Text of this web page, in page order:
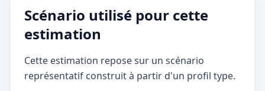
Scénario utilisé pour cette
estimation
Cette estimation repose sur un scénario
représentatif construit à partir d'un profil type.